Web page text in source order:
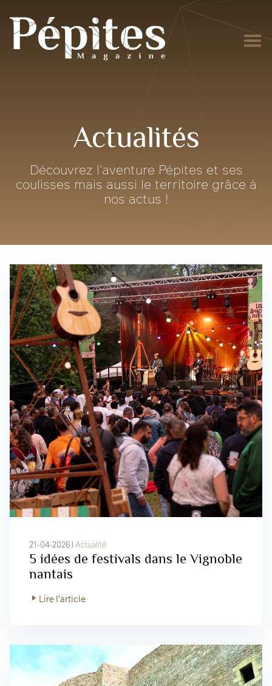
Actualités
Découvrez l'aventure Pépites et ses
coulisses mais aussi le territoire grâce à
nos actus !
21-04-2026 I Actualité
5 idées de festivals dans le Vignoble
nantais
Lire l'article